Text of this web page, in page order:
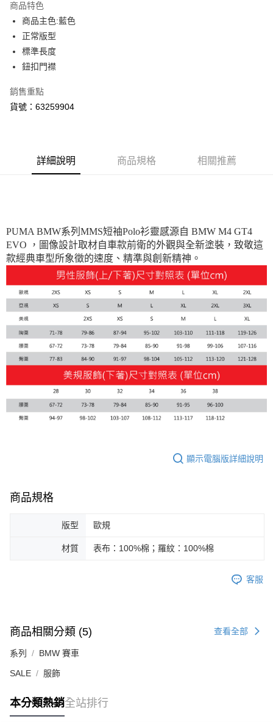
街口支付
悠遊付
Google Pay
貨到付款
付款後7-11取貨
每筆NT$150，滿NT$1,800(含以上)免運費
宅配貨到付款(離島恕不配送)
每筆NT$180
商品特色
商品主色:藍色
正常版型
標準長度
鈕扣門襟
銷售重點
貨號：63259904
詳細說明 商品規格 相關推薦
PUMA BMW系列MMS短袖Polo衫靈感源自 BMW M4 GT4
EVO ，圖像設計取材自車款前衛的外觀與全新塗裝，致敬這
款經典車型所象徵的速度、精準與創新精神。
顯示電腦版詳細說明
商品規格
版型 歐規
材質 表布：100%棉；羅紋：100%棉
客服
商品相關分類 (5) 查看全部
系列 BMW 賽車
SALE 服飾
本分類熱銷全站排行